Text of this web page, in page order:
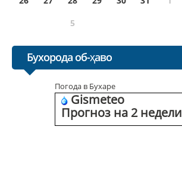
5
Бухорода об-ҳаво
Погода в Бухаре
Gismeteo
Прогноз на 2 недели